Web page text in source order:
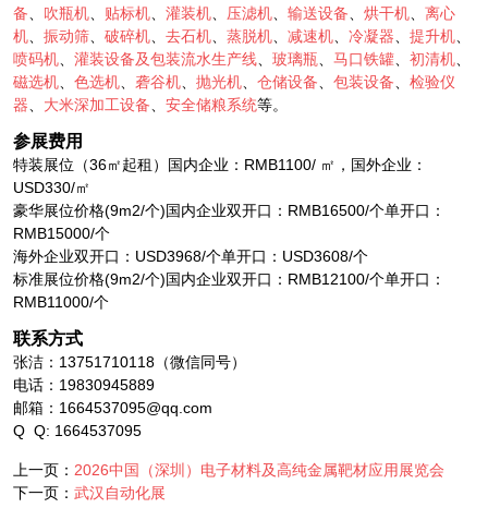
备
吹瓶机 贴标机 灌装机 压滤机 输送设备 烘干机
离心
机
振动筛 破碎机 去石机 蒸脱机 减速机 冷凝器 提升机
喷码机
灌装设备及包装流水生产线 玻璃瓶 马口铁罐 初清机
磁选机
色选机 砻谷机 抛光机 仓储设备 包装设备
检验仪
器
大米深加工设备 安全储粮系统等。
参展费用
特装展位（36㎡起租）国内企业：RMB1100/ ㎡，国外企业：
USD330/㎡
豪华展位价格(9m2/个)国内企业双开口：RMB16500/个单开口：
RMB15000/个
海外企业双开口：USD3968/个单开口：USD3608/个
标准展位价格(9m2/个)国内企业双开口：RMB12100/个单开口：
RMB11000/个
联系方式
张洁：13751710118（微信同号）
电话：19830945889
邮箱：1664537095@qq.com
Q Q: 1664537095
上一页： 2026中国（深圳）电子材料及高纯金属靶材应用展览会
下一页： 武汉自动化展